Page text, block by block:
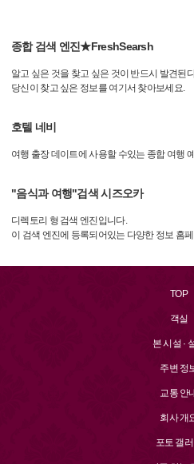
종합 검색 엔진★FreshSearsh
알고 싶은 것을 찾고 싶은 것이 반드시 발견된
당신이 찾고 싶은 정보를 여기서 찾아보세요.
호텔 네비
여행 출장 데이트에 사용할 수있는 종합 여행
"음식과 여행"검색 시즈오카
디렉토리 형 검색 엔진입니다.
이 검색 엔진에 등록되어있는 다양한 정보 홈
TOP
객실
본 시설 ·
주변 정
교통 안
회사 개
포토 갤러